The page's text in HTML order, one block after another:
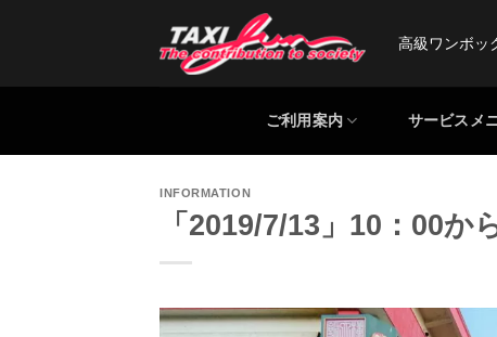
高級ワンボッ
ご利用案内 サービスメ
INFORMATION
「2019/7/13」10：00